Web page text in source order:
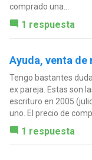
comprado una...
1 respuesta
Ayuda, venta de
Tengo bastantes
ex pareja. Estas son
escrituro en 2005
uno. El precio de
1 respuesta